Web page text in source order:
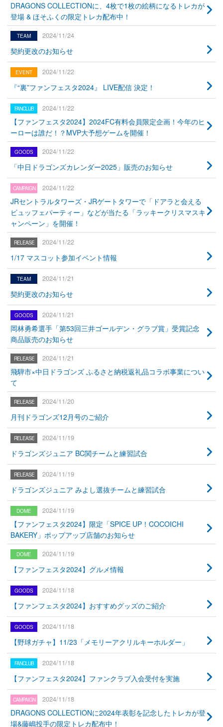
DRAGONS COLLECTIONに、4枚で1枚の絵柄になるトレカが
登場 & ほそふくの限定トレカ配布中！
2024/11/24
契約更改のお知らせ
2024/11/22
『“裏”ファンフェスタ2024』 LIVE配信 決定！
2024/11/22
【ファンフェスタ2024】2024FC有料会員限定企画！今年のヒ
ーローは誰だ！？MVP大予想ゲームを開催！
2024/11/22
「中日ドラゴンズカレンダー2025」販売のお知らせ
2024/11/22
JRセントラルタワーズ・JRゲートタワーで「ドアラと会える
ビュッフェパーティー」などが当たる「ラッキークリスマスキ
ャンペーン」を開催！
2024/11/22
1/17 マスコット参加イベント情報
2024/11/21
契約更改のお知らせ
2024/11/21
岡林勇希選手「第53回三井ゴールデン・グラブ賞」受賞記念
商品販売のお知らせ
2024/11/21
飛騨市×中日ドラゴンズ ふるさと納税返礼品コラボ事業につい
て
2024/11/20
月刊ドラゴンズ12月号のご紹介
2024/11/19
ドラゴンズジュニア BC関チームと練習試合
2024/11/19
ドラゴンズジュニア みよし選抜チームと練習試合
2024/11/19
【ファンフェスタ2024】限定「SPICE UP！COCOICHI
BAKERY」ポップアップ店舗のお知らせ
2024/11/19
【ファンフェスタ2024】グルメ情報
2024/11/18
【ファンフェスタ2024】おすすめグッズのご紹介
2024/11/18
【野球ガチャ】11/23「メモリーアクリルキーホルダー」
2024/11/18
【ファンフェスタ2024】ファンクラブ入会受付を実施
2024/11/18
DRAGONS COLLECTIONに2024年表彰を記念したトレカが登
場&藤嶋投手の限定トレカ配布中！